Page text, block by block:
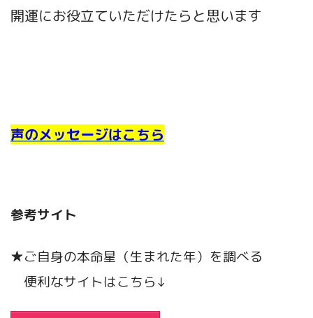
開運にお役立ていただけたらと思います
声のメッセージはこちら
参考サイト
★ご自身の本命星（生まれた年）を調べる
便利なサイトはこちら↓